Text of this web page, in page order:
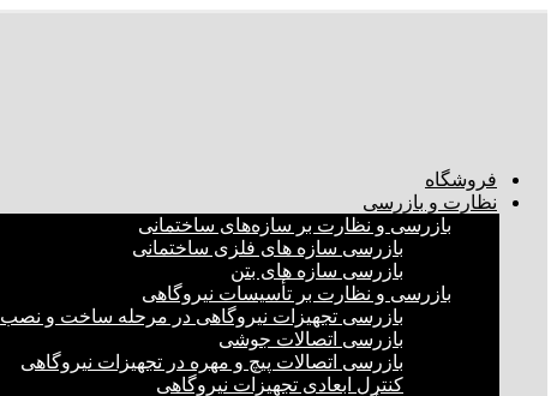
فروشگاه
نظارت و بازرسی
بازرسی و نظارت بر سازه‌های ساختمانی
بازرسی سازه های فلزی ساختمانی
بازرسی سازه های بتن
بازرسی و نظارت بر تأسیسات نیروگاهی
بازرسی تجهیزات نیروگاهی در مرحله ساخت و نصب
بازرسی اتصالات جوشی
بازرسی اتصالات پیچ و مهره در تجهیزات نیروگاهی
کنترل ابعادی تجهیزات نیروگاهی